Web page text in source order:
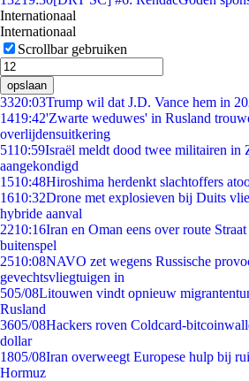
Internationaal
Internationaal
Scrollbar gebruiken
opslaan
3320:03Trump wil dat J.D. Vance hem in
1419:42'Zwarte weduwes' in Rusland
overlijdensuitkering
5110:59Israël meldt dood twee militairen in
aangekondigd
1510:48Hiroshima herdenkt slachtoffers
1610:32Drone met explosieven bij Duits
hybride aanval
2210:16Iran en Oman eens over route
buitenspel
2510:08NAVO zet wegens Russische
gevechtsvliegtuigen in
505/08Litouwen vindt opnieuw
Rusland
3605/08Hackers roven Coldcard-
dollar
1805/08Iran overweegt Europese hulp bij
Hormuz